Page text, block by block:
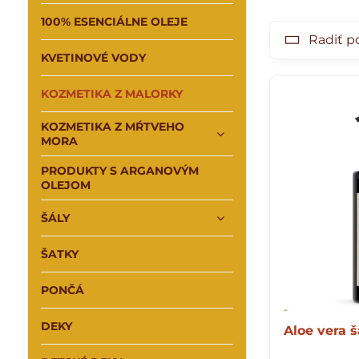
Tot Herba
spotrebou,
Radiť
Aloe vera
100% ESENCIÁLNE OLEJE
KVETINOVÉ VODY
KOZMETIKA Z MALORKY
KOZMETIKA Z MŔTVEHO
MORA
PRODUKTY S ARGANOVÝM
OLEJOM
ŠÁLY
ŠATKY
PONČÁ
DEKY